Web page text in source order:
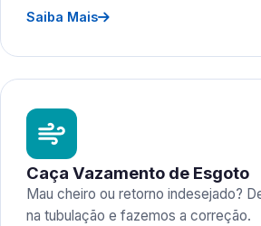
Saiba Mais
Caça Vazamento de Esgoto
Mau cheiro ou retorno indesejado?
na tubulação e fazemos a correção.